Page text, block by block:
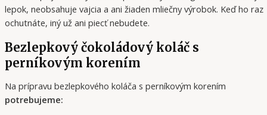
lepok, neobsahuje vajcia a ani žiaden mliečny výrobok. Keď ho raz
ochutnáte, iný už ani piecť nebudete.
Bezlepkový čokoládový koláč s
perníkovým korením
Na prípravu bezlepkového koláča s perníkovým korením
potrebujeme: